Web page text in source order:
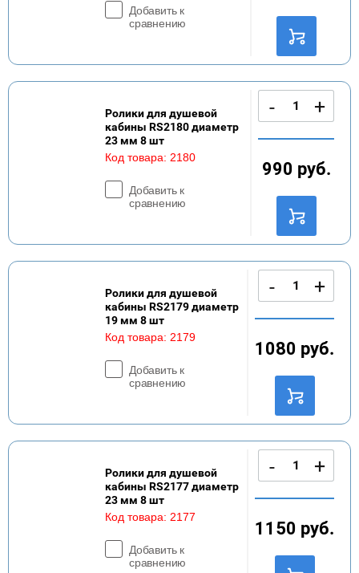
Добавить к
сравнению
Код товара: 2180
Добавить к
сравнению
Ролики для душевой
кабины RS2180 диаметр
23 мм 8 шт
- +
990 руб.
Код товара: 2179
Добавить к
сравнению
Ролики для душевой
кабины RS2179 диаметр
19 мм 8 шт
- +
1080 руб.
Код товара: 2177
Добавить к
сравнению
Ролики для душевой
кабины RS2177 диаметр
23 мм 8 шт
- +
1150 руб.